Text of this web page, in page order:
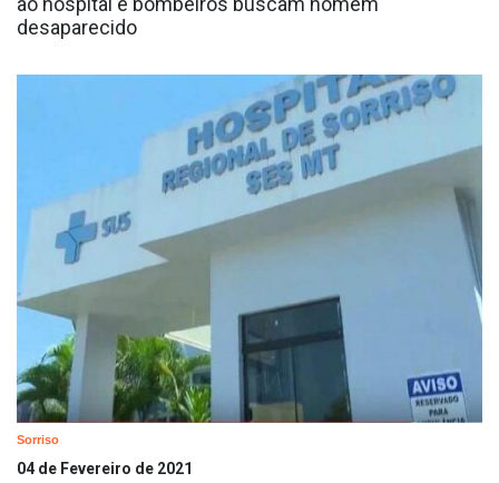
desaparecido
Sorriso
04 de Fevereiro de 2021